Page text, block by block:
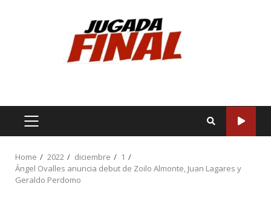
PRIMARY
Home 2022 diciembre
1
Ángel Ovalles anuncia debut de Zoilo Almonte, Juan Lagares y
Geraldo Perdomo